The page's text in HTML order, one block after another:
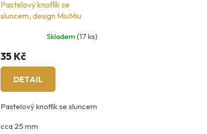
Pastelový knoflík se
sluncem, design MiuMiu
Skladem(17 ks)
35 Kč
DETAIL
Pastelový knoflík se sluncem
cca 25 mm